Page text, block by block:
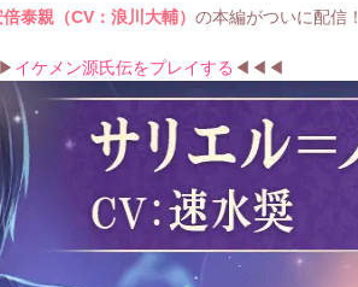
泰親（CV：浪川大輔） の本編がついに配信！
イケメン源氏伝をプレイする ◀◀◀